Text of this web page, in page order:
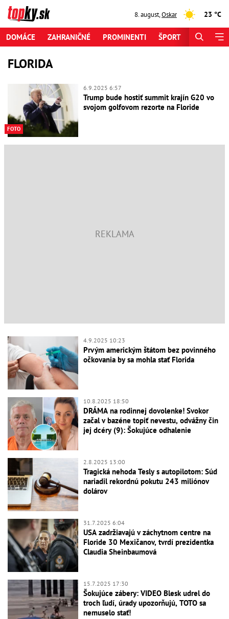
8. august,Oskar 23 °C
DOMÁCE ZAHRANIČNÉ PROMINENTI ŠPORT
FLORIDA
FOTO
6.9.2025 6:57
Trump bude hostiť summit krajín G20 vo
svojom golfovom rezorte na Floride
4.9.2025 10:23
Prvým americkým štátom bez povinného
očkovania by sa mohla stať Florida
10.8.2025 18:50
DRÁMA na rodinnej dovolenke! Svokor
začal v bazéne topiť nevestu, odvážny čin
jej dcéry (9): Šokujúce odhalenie
2.8.2025 13:00
Tragická nehoda Tesly s autopilotom: Súd
nariadil rekordnú pokutu 243 miliónov
dolárov
31.7.2025 6:04
USA zadržiavajú v záchytnom centre na
Floride 30 Mexičanov, tvrdí prezidentka
Claudia Sheinbaumová
15.7.2025 17:30
Šokujúce zábery: VIDEO Blesk udrel do
troch ľudí, úrady upozorňujú, TOTO sa
nemuselo stať!